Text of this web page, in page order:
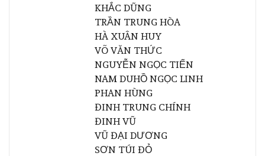
KHẮC DŨNG
TRẦN TRUNG HÒA
HÀ XUÂN HUY
VÕ VĂN THỨC
NGUYỄN NGỌC TIẾN
NAM DUHỒ NGỌC LINH
PHAN HÙNG
ĐINH TRUNG CHÍNH
ĐINH VŨ
VŨ ĐẠI DƯƠNG
SƠN TÚI ĐỎ